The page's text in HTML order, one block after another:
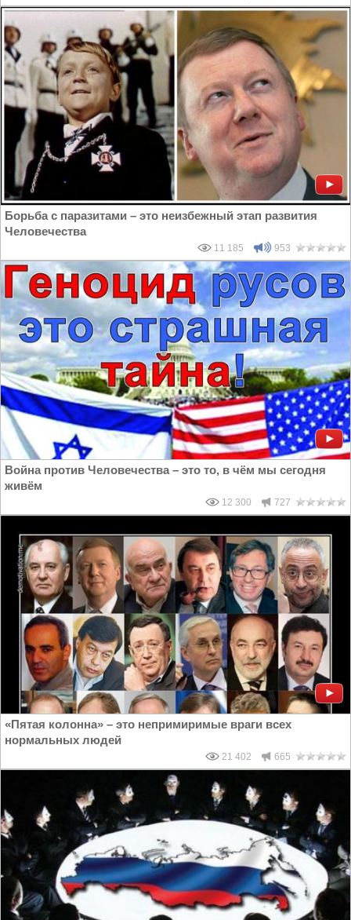
Борьба с паразитами – это неизбежный этап развития
Человечества
11 185 953
Война против Человечества – это то, в чём мы сегодня
живём
12 300 727
«Пятая колонна» – это непримиримые враги всех
нормальных людей
21 402 665